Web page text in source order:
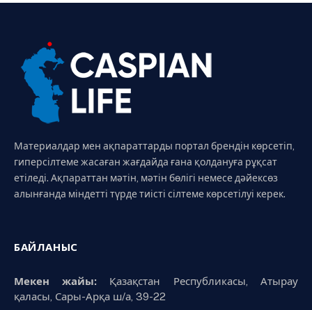
Материалдар мен ақпараттарды портал брендін көрсетіп,
гиперсілтеме жасаған жағдайда ғана қолдануға рұқсат
етіледі. Ақпараттан мәтін, мәтін бөлігі немесе дәйексөз
алынғанда міндетті түрде тиісті сілтеме көрсетілуі керек.
БАЙЛАНЫС
Мекен жайы:Қазақстан Республикасы, Атырау
қаласы, Сары-Арқа ш/а, 39-22